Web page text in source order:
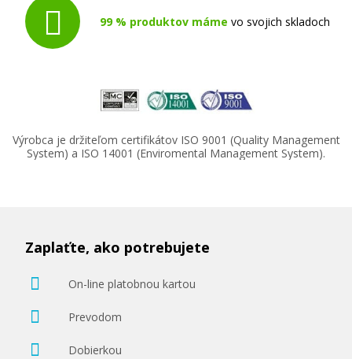
99 % produktov máme vo svojich skladoch
Výrobca je držiteľom certifikátov ISO 9001 (Quality Management
System) a ISO 14001 (Enviromental Management System).
Zaplaťte, ako potrebujete
On-line platobnou kartou
Prevodom
Dobierkou